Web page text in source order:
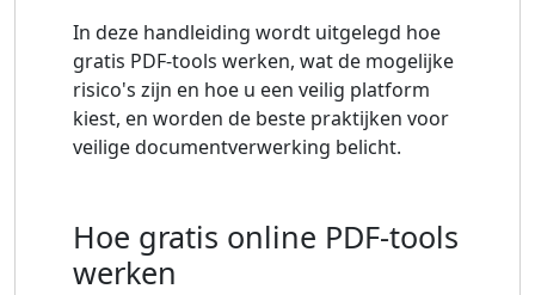
In deze handleiding wordt uitgelegd hoe
gratis PDF-tools werken, wat de mogelijke
risico's zijn en hoe u een veilig platform
kiest, en worden de beste praktijken voor
veilige documentverwerking belicht.
Hoe gratis online PDF-tools
werken